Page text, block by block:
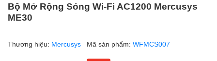
Bộ Mở Rộng Sóng Wi-Fi AC1200 Mercusys
ME30
Thương hiệu: Mercusys Mã sản phẩm: WFMCS007